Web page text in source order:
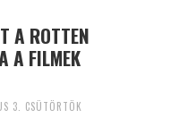
A ROTTEN
A FILMEK
3. CSÜTÖRTÖK